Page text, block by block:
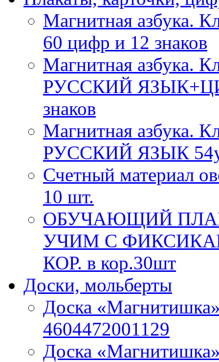
Магнитная азбука.
60 цифр и 12 знаков
Магнитная азбука.
РУССКИЙ
знаков
Магнитная азбука.
РУССКИЙ ЯЗЫК
Счетный материал
10 шт.
ОБУЧАЮЩИЙ
УЧИМ С
КОР. в кор.30шт
Доски, мольберты
Доска
4604472001129
Доска